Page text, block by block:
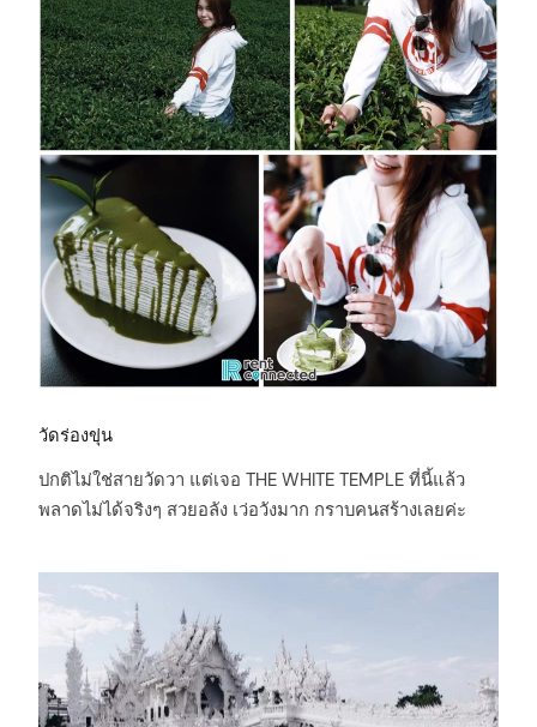
วัดร่องขุ่น
ปกติไม่ใช่สายวัดวา แต่เจอ THE WHITE TEMPLE ที่นี้แล้ว
พลาดไม่ได้จริงๆ สวยอลัง เว่อวังมาก กราบคนสร้างเลยค่ะ